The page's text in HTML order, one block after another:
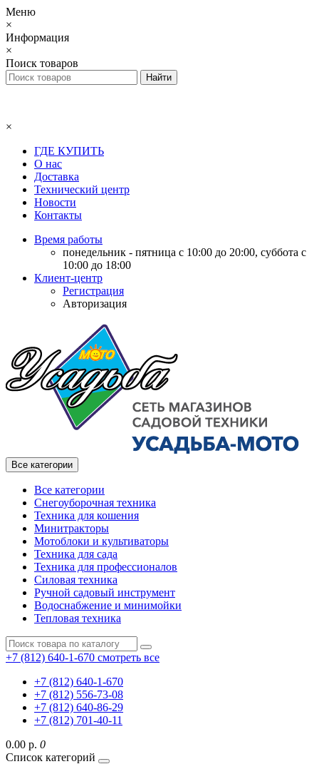
Меню
×
Информация
×
Поиск товаров
×
ГДЕ КУПИТЬ
О нас
Доставка
Технический центр
Новости
Контакты
Время работы
понедельник - пятница с 10:00 до 20:00, суббота с
10:00 до 18:00
Клиент-центр
Регистрация
Авторизация
Все категории
Все категории
Снегоуборочная техника
Техника для кошения
Минитракторы
Мотоблоки и культиваторы
Техника для сада
Техника для профессионалов
Силовая техника
Ручной садовый инструмент
Водоснабжение и минимойки
Тепловая техника
+7 (812) 640-1-670 смотреть все
+7 (812) 640-1-670
+7 (812) 556-73-08
+7 (812) 640-86-29
+7 (812) 701-40-11
0.00 р. 0
Список категорий